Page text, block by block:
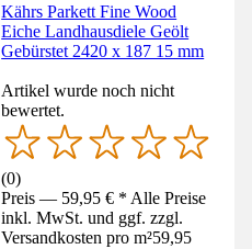
Kährs Parkett Fine Wood
Eiche Landhausdiele Geölt
Gebürstet 2420 x 187 15 mm
Artikel wurde noch nicht
bewertet.
(0)
Preis — 59,95 € * Alle Preise
inkl. MwSt. und ggf. zzgl.
Versandkosten pro m²59,95